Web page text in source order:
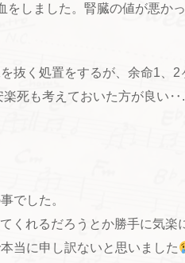
しました。腎臓の値が悪か
抜く処置をするが、余命1、
死も考えておいた方が良い‥.
でした。
れるだろうとか勝手に気楽
当に申し訳ないと思いました